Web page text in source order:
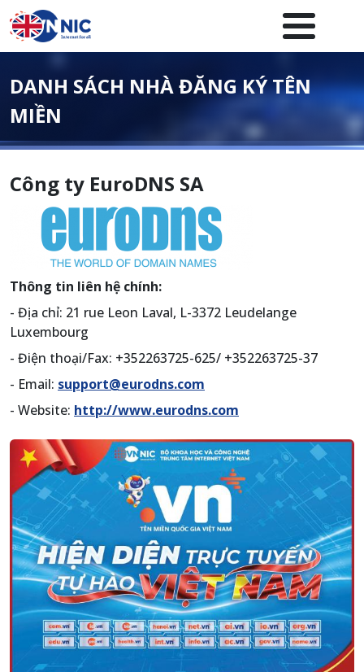
Nhảy đến nội dung
Menuheader của website
DANH SÁCH NHÀ ĐĂNG KÝ TÊN
MIỀN
Công ty EuroDNS SA
Thông tin liên hệ chính:
- Địa chỉ: 21 rue Leon Laval, L-3372 Leudelange
Luxembourg
- Điện thoại/Fax: +352263725-625/ +352263725-37
- Email: support@eurodns.com
- Website: http://www.eurodns.com